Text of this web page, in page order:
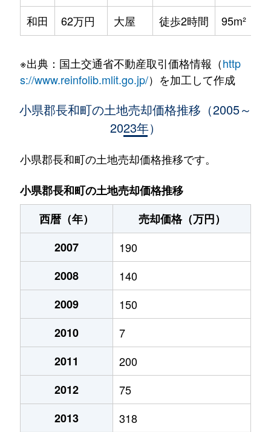
和田
62万円 大屋 徒歩2時間 95m²
※出典：国土交通省不動産取引価格情報（http
s://www.reinfolib.mlit.go.jp/）を加工して作成
小県郡長和町の土地売却価格推移（2005～
2023年）
小県郡長和町の土地売却価格推移です。
小県郡長和町の土地売却価格推移
西暦（年）
売却価格（万円）
2007
190
2008
140
2009
150
2010
7
2011
200
2012
75
2013
318